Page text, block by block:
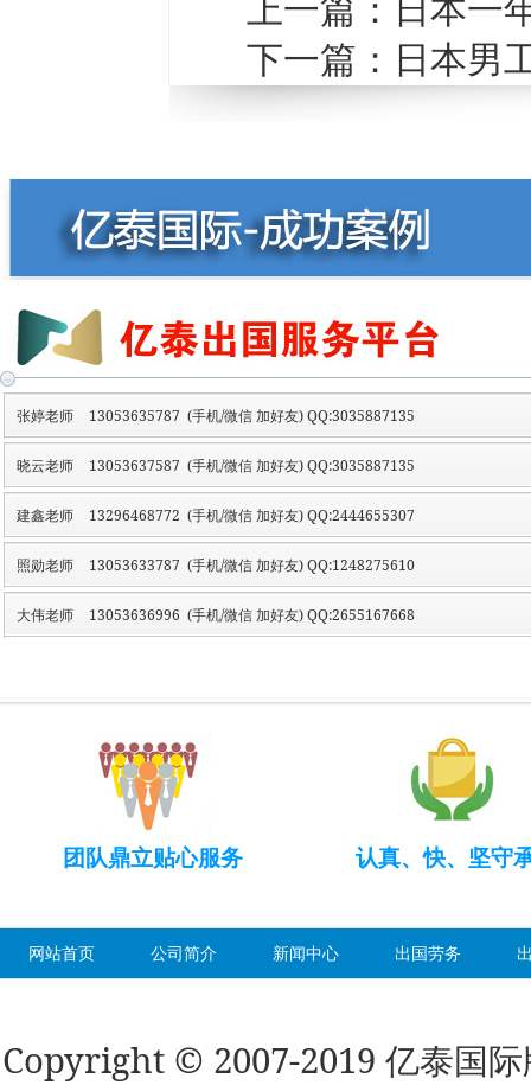
上一篇： 日本一
下一篇： 日本男
张婷老师 13053635787 (手机/微信 加好友) QQ:3035887135
晓云老师 13053637587 (手机/微信 加好友) QQ:3035887135
建鑫老师 13296468772 (手机/微信 加好友) QQ:2444655307
照勋老师 13053633787 (手机/微信 加好友) QQ:1248275610
大伟老师 13053636996 (手机/微信 加好友) QQ:2655167668
团队鼎立贴心服务 认真、快、坚守
网站首页 公司简介 新闻中心 出国劳务
Copyright © 2007-2019 亿泰国